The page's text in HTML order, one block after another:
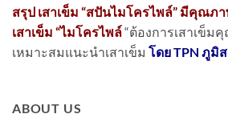
สรุป เสาเข็ม “สปันไมโครไพล์” มีคุณภ
เสาเข็ม “ไมโครไพล์“ต้องการเสาเข็ม
เหมาะสมแนะนำเสาเข็ม โดย TPN ภูมิ
ABOUT US